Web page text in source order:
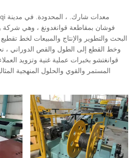
فوشان بمقاطعة قوانغدونغ ، وهي شركة
البحث والتطوير والإنتاج والمبيعات لخط
وخط القطع إلى الطول والقص الدوراني ،
المستمر والقوي والحلول المنهجية